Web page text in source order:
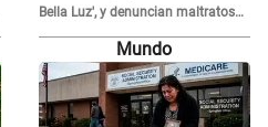
Bella Luz', y denuncian maltratos
en la orquesta: "Los humilla..."
Mundo